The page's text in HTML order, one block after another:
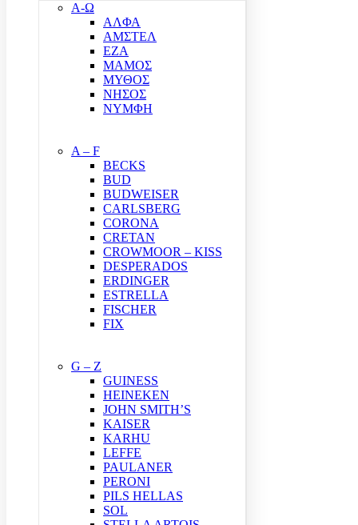
Α-Ω
ΑΛΦΑ
ΑΜΣΤΕΛ
ΕΖΑ
ΜΑΜΟΣ
ΜΥΘΟΣ
ΝΗΣΟΣ
ΝΥΜΦΗ
A – F
BECKS
BUD
BUDWEISER
CARLSBERG
CORONA
CRETAN
CROWMOOR – KISS
DESPERADOS
ERDINGER
ESTRELLA
FISCHER
FIX
G – Z
GUINESS
HEINEKEN
JOHN SMITH’S
KAISER
KARHU
LEFFE
PAULANER
PERONI
PILS HELLAS
SOL